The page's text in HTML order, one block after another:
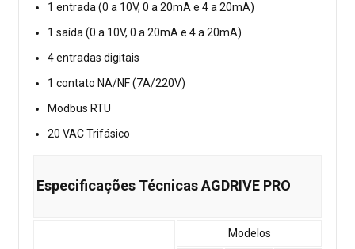
1 entrada (0 a 10V, 0 a 20mA e 4 a 20mA)
1 saída (0 a 10V, 0 a 20mA e 4 a 20mA)
4 entradas digitais
1 contato NA/NF (7A/220V)
Modbus RTU
20 VAC Trifásico
Especificações Técnicas AGDRIVE PRO
Modelos